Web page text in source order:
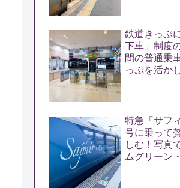
鉄道きっぷ
下車」制度
間の普通乗
っぷを活か
特急「サフ
号に乗って
しむ！写真
ムグリーン